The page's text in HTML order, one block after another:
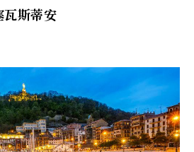
斯蒂安